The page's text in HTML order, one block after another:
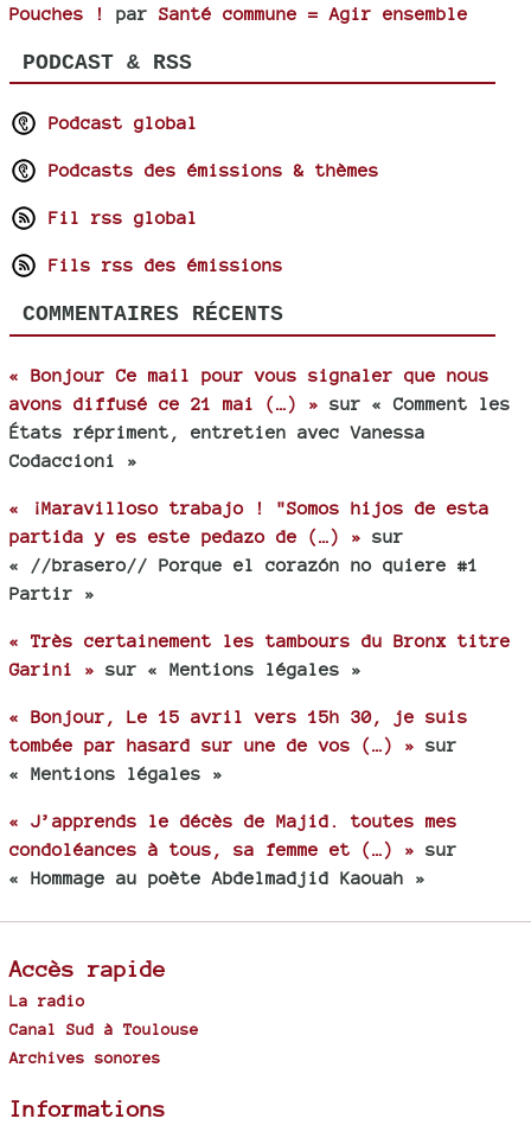
Pouches !
par Santé commune = Agir ensemble
PODCAST & RSS
Podcast global
Podcasts des émissions & thèmes
Fil rss global
Fils rss des émissions
COMMENTAIRES RÉCENTS
« Bonjour Ce mail pour vous signaler que nous
avons diffusé ce 21 mai (…) » sur « Comment les
États répriment, entretien avec Vanessa
Codaccioni »
« ¡Maravilloso trabajo ! "Somos hijos de esta
partida y es este pedazo de (…) » sur
« //brasero// Porque el corazón no quiere #1
Partir »
« Très certainement les tambours du Bronx titre
Garini » sur « Mentions légales »
« Bonjour, Le 15 avril vers 15h 30, je suis
tombée par hasard sur une de vos (…) » sur
« Mentions légales »
« J’apprends le décès de Majid. toutes mes
condoléances à tous, sa femme et (…) » sur
« Hommage au poète Abdelmadjid Kaouah »
Accès rapide
La radio
Canal Sud à Toulouse
Archives sonores
Informations